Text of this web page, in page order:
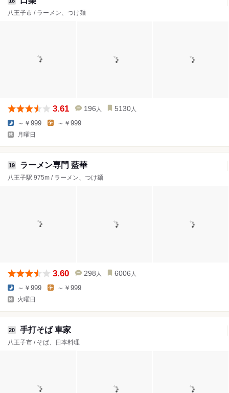
八王子市 / ラーメン、つけ麺
3.61 196 人 5130 人
～￥999 ～￥999
月曜日
19 ラーメン専門 藍華
八王子駅 975m / ラーメン、つけ麺
3.60 298 人 6006 人
～￥999 ～￥999
火曜日
20 手打そば 車家
八王子市 / そば、日本料理